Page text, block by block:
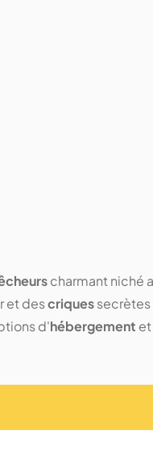
charmant niché
et descriquessecrètes
d'hébergement et